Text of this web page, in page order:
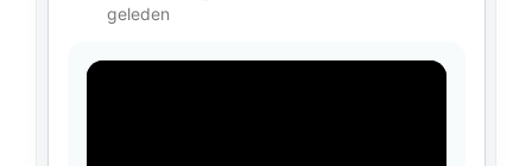
geleden